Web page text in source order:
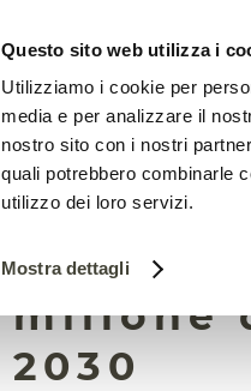
Questo sito web utilizza i
Utilizziamo i cookie per
media e per analizzare il
nostro sito con i nostri
quali potrebbero combinarle
utilizzo dei loro servizi.
Mostra dettagli
milione
2030